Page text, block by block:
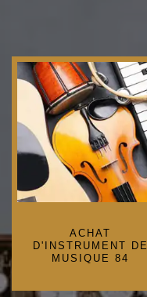
ACHAT
D'INSTRUMENT DE
MUSIQUE 84